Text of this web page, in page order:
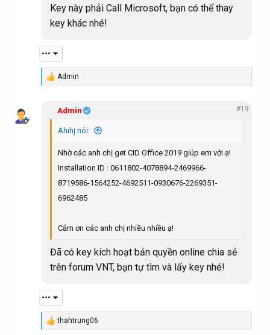
Key này phải Call Microsoft, bạn có thể thay
key khác nhé!
•••
R
Admin
Admin #19
Ahihj nói:
Nhờ các anh chị get CID Office 2019 giúp em với ạ!
Installation ID : 0611802-4078894-2469966-
8719586-1564252-4692511-0930676-2269351-
6962485
Cảm ơn các anh chị nhiều nhiều ạ!
Đã có key kích hoạt bản quyền online chia sẻ
trên forum VNT, bạn tự tìm và lấy key nhé!
•••
R
thahtrung06